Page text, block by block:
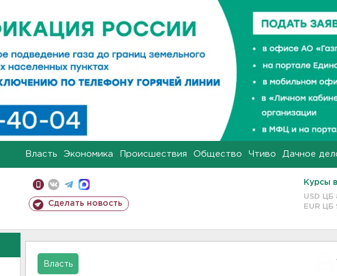
Власть Экономика Происшествия Общество Чтиво Дачное
Сделать новость
Курсы
USD ЦБ
EUR ЦБ
Власть